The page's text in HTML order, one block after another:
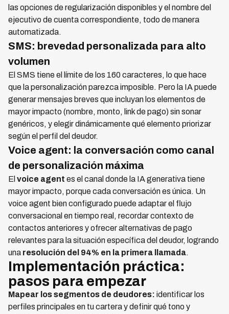
las opciones de regularización disponibles y el nombre del
ejecutivo de cuenta correspondiente, todo de manera
automatizada.
SMS: brevedad personalizada para alto
volumen
El SMS tiene el límite de los 160 caracteres, lo que hace
que la personalización parezca imposible. Pero la IA puede
generar mensajes breves que incluyan los elementos de
mayor impacto (nombre, monto, link de pago) sin sonar
genéricos, y elegir dinámicamente qué elemento priorizar
según el perfil del deudor.
Voice agent: la conversación como canal
de personalización máxima
El voice agent es el canal donde la IA generativa tiene
mayor impacto, porque cada conversación es única. Un
voice agent bien configurado puede adaptar el flujo
conversacional en tiempo real, recordar contexto de
contactos anteriores y ofrecer alternativas de pago
relevantes para la situación específica del deudor, logrando
una resolución del 94% en la primera llamada.
Implementación práctica:
pasos para empezar
Mapear los segmentos de deudores: identificar los
perfiles principales en tu cartera y definir qué tono y